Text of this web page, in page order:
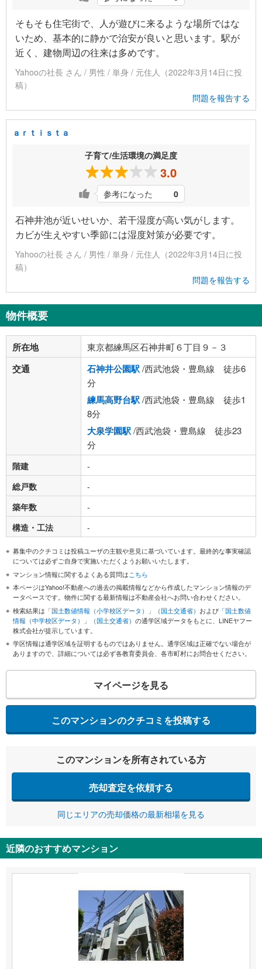
そもそも住宅街で、人が遊びに来るような場所ではな
いため、基本的に静かで治安が良いと思います。駅が
近く、建物周辺の往来は多めです。
Yahooの社長 さん / 男性 / 単身 / 元住人（2022年3月14日に投
稿）
問題を報告する
ａｒｔｉｓｔａ
子育て/生活環境の満足度
3.0
参考になった 0
石神井池が近いせいか、若干湿度が高い気がします。
カビが生えやすい季節には湿度対策が必要です。
Yahooの社長 さん / 男性 / 単身 / 元住人（2022年3月14日に投
稿）
問題を報告する
物件概要
所在地 東京都練馬区石神井町６丁目９－３
交通 石神井公園駅/西武池袋・豊島線 徒歩6
分
練馬高野台駅/西武池袋・豊島線 徒歩1
8分
大泉学園駅/西武池袋・豊島線 徒歩23
分
階建
-
総戸数
-
築年数
-
構造・工法
-
募集中のクチコミは投稿ユーザの主観や意見に基づいています。最終的な事実確認
については必ずご自身で実施いただくようお願いいたします。
マンション情報に関するよくある質問はこちら
本ページはYahoo!不動産への過去の掲載情報などから作成したマンション情報のデ
ータベースです。物件に関する最新情報は不動産会社へお問い合わせください。
検索結果は 「国土数値情報（小学校区データ）」（国土交通省） および 「国土数値
情報（中学校区データ）」（国土交通省） の通学区域データをもとに、LINEヤフー
株式会社が提示しています。
学区情報は通学区域を証明するものではありません。通学区域は正確でない場合が
ありますので、詳細については必ず各教育委員会、各市町村にお問合せください。
マイページを見る
このマンションのクチコミを投稿する
このマンションを所有されている方
売却査定を依頼する
同じエリアの売却価格の最新相場を見る
近隣のおすすめマンション